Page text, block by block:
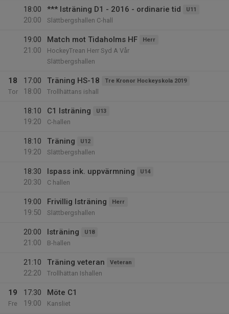
18:00
20:00
*** Isträning D1 - 2016 - ordinarie tid U11
Slättbergshallen C-hall
19:00
21:00
Match mot Tidaholms HF Herr
HockeyTrean Herr Syd A Vår
Slättbergshallen
18
Tor
17:00
18:00
Träning HS-18 Tre Kronor Hockeyskola 2019
Trollhättans ishall
18:10
19:20
C1 Isträning U13
C-hallen
18:10
19:20
Träning U12
Slättbergshallen
18:30
20:30
Ispass ink. uppvärmning U14
C hallen
19:00
19:50
Frivillig Isträning Herr
Slättbergshallen
20:00
21:00
Isträning U18
B-hallen
21:10
22:20
Träning veteran Veteran
Trollhättan Ishallen
19
Fre
17:30
19:00
Möte C1
Kansliet